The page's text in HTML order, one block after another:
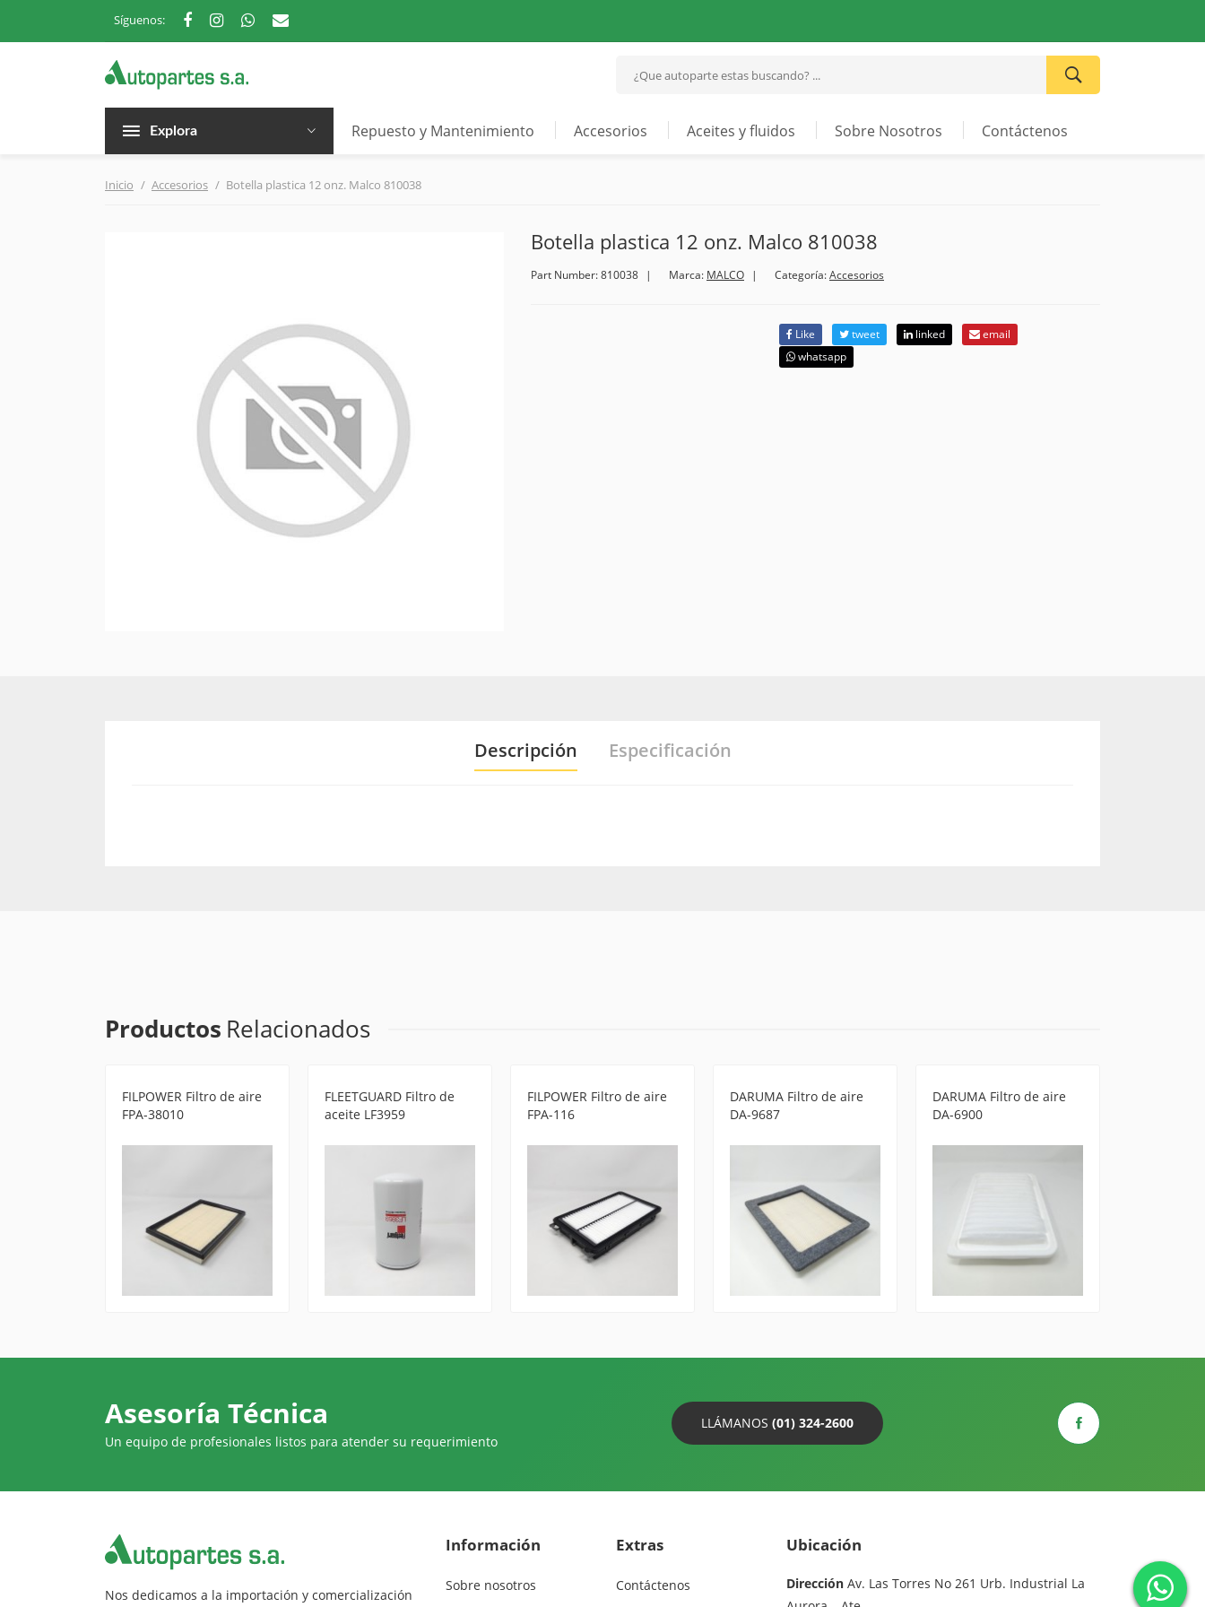
Síguenos:
Explora Repuesto y Mantenimiento Accesorios Aceites y fluidos Sobre Nosotros Contáctenos
Inicio Accesorios Botella plastica 12 onz. Malco 810038
Botella plastica 12 onz. Malco 810038
Part Number: 810038 Marca: MALCO Categoría:Accesorios
Like tweet linked
email
whatsapp
Descripción Especificación
Productos Relacionados
FILPOWER Filtro de aire
FPA-38010
FLEETGUARD Filtro de
aceite LF3959
FILPOWER Filtro de aire
FPA-116
DARUMA Filtro de aire
DA-9687
DARUMA Filtro de aire
DA-6900
Asesoría Técnica
Un equipo de profesionales listos para atender su requerimiento
LLÁMANOS (01) 324-2600
Nos dedicamos a la importación y comercialización
Información
Sobre nosotros
Extras
Contáctenos
Ubicación
Dirección Av. Las Torres No 261 Urb. Industrial La